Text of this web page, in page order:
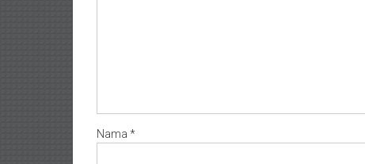
Nama *